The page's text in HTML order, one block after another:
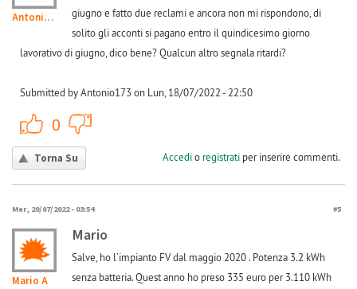
Antonio173
giugno e fatto due reclami e ancora non mi rispondono, di
solito gli acconti si pagano entro il quindicesimo giorno
lavorativo di giugno, dico bene? Qualcun altro segnala ritardi?
Submitted by Antonio173 on Lun, 18/07/2022 - 22:50
0
Torna Su Accedio registratiper inserire commenti.
Mer, 20/07/2022 - 03:54 #5
Mario A
Mario
Salve, ho l’impianto FV dal maggio 2020 . Potenza 3.2 kWh
senza batteria. Quest anno ho preso 335 euro per 3.110 kWh